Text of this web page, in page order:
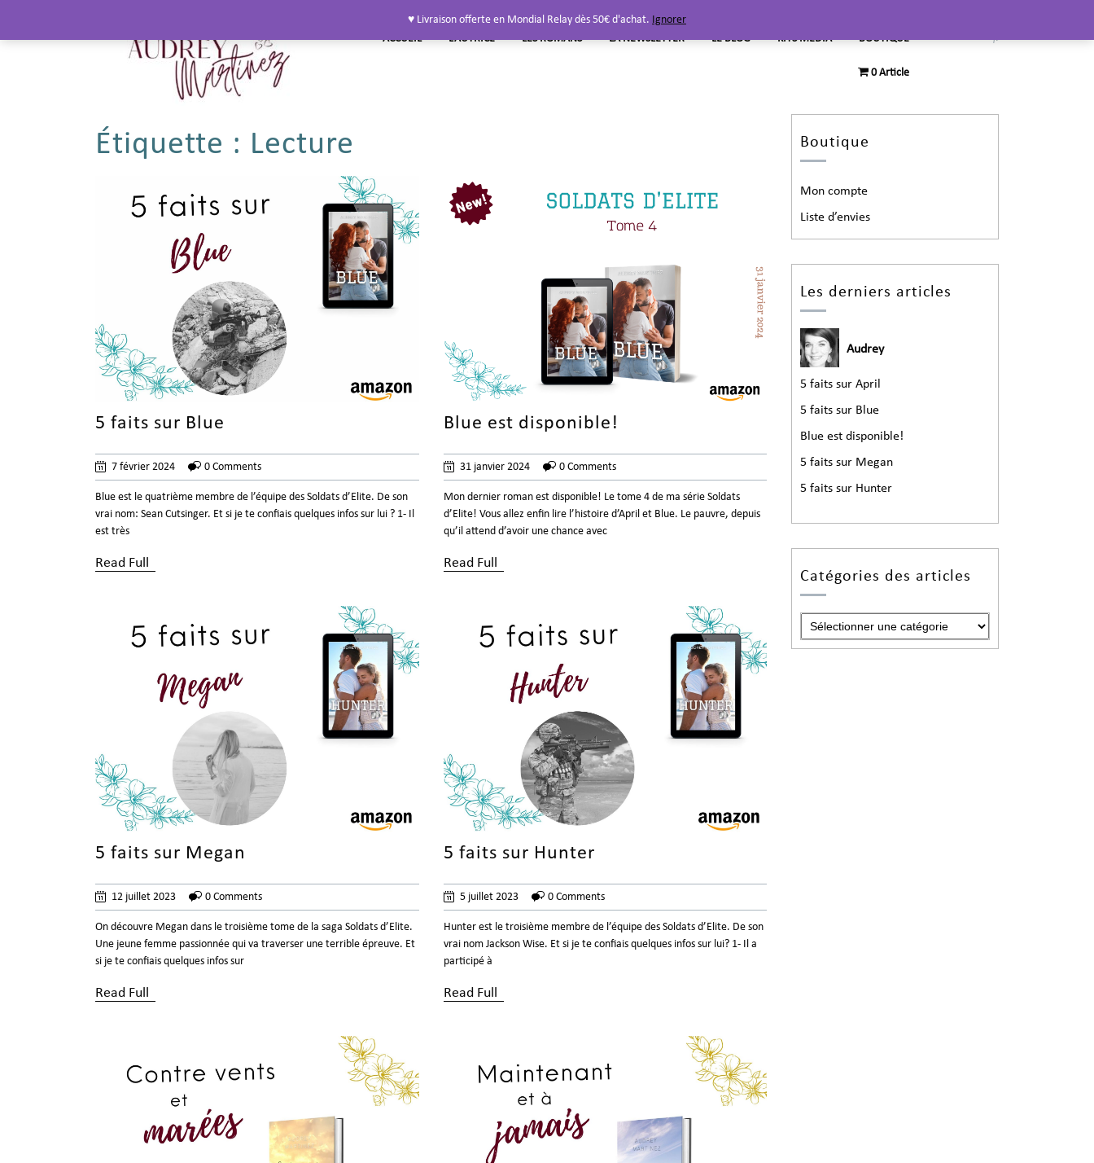
ACCUEIL L’AUTRICE LES ROMANS LA NEWSLETTER LE BLOG KITS MEDIA BOUTIQUE
0 Article
Étiquette : Lecture
5 faits sur Blue
7 février 2024 0 Comments
Blue est le quatrième membre de l’équipe des Soldats d’Elite. De son
vrai nom: Sean Cutsinger. Et si je te confiais quelques infos sur lui ? 1- Il
est très
Read Full
Blue est disponible!
31 janvier 2024 0 Comments
Mon dernier roman est disponible! Le tome 4 de ma série Soldats
d’Elite! Vous allez enfin lire l’histoire d’April et Blue. Le pauvre, depuis
qu’il attend d’avoir une chance avec
Read Full
5 faits sur Megan
12 juillet 2023 0 Comments
On découvre Megan dans le troisième tome de la saga Soldats d’Elite.
Une jeune femme passionnée qui va traverser une terrible épreuve. Et
si je te confiais quelques infos sur
Read Full
5 faits sur Hunter
5 juillet 2023 0 Comments
Hunter est le troisième membre de l’équipe des Soldats d’Elite. De son
vrai nom Jackson Wise. Et si je te confiais quelques infos sur lui? 1- Il a
participé à
Read Full
Boutique
Mon compte
Liste d’envies
Les derniers articles
Audrey
5 faits sur April
5 faits sur Blue
Blue est disponible!
5 faits sur Megan
5 faits sur Hunter
Catégories des articles
♥ Livraison offerte en Mondial Relay dès 50€ d'achat. Ignorer